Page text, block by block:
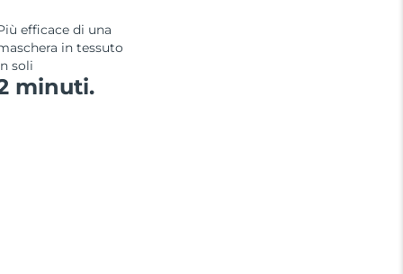
efficace di una
in tessuto
soli
minuti.